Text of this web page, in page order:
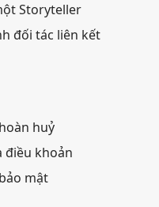
Storyteller
đối tác liên kết
huỷ
điều khoản
mật